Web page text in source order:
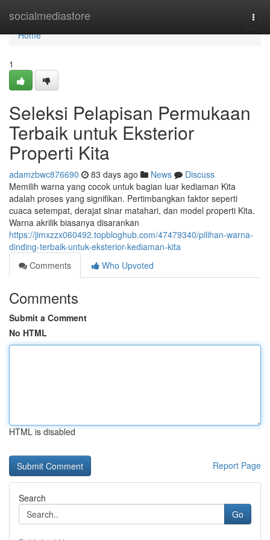
socialmediastore
Home
Home
1
Seleksi Pelapisan Permukaan
Terbaik untuk Eksterior
Properti Kita
adamzbwc876690 83 days ago News
Discuss
Memilih warna yang cocok untuk bagian luar kediaman Kita
adalah proses yang signifikan. Pertimbangkan faktor seperti
cuaca setempat, derajat sinar matahari, dan model properti Kita.
Warna akrilik biasanya disarankan
https://jimxzzx060492.topbloghub.com/47479340/pilihan-warna-
dinding-terbaik-untuk-eksterior-kediaman-kita
Comments
Who Upvoted
Comments
Submit a Comment
No HTML
HTML is disabled
Report Page
Search
Go